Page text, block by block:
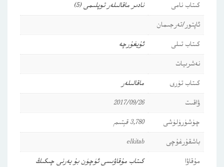
كىتاب نامى
نادىر ماقالىلەر توپلىمى (5)
ئاپتور/تەرجىمان
كىتاب تىلى
ئۇيغۇرچە
نەشرىيات
كىتاب تۈرى
ماقالىلەر
ۋاقىت
2017/09/26
چۈشۈرۈلۈشى
3,780 قېتىم
باشقۇرغۇچى
elkitab
مۇقاۋا
كىتاب مۇقاۋىسى ئۈچۈن بۇ يەرنى چىكىڭ